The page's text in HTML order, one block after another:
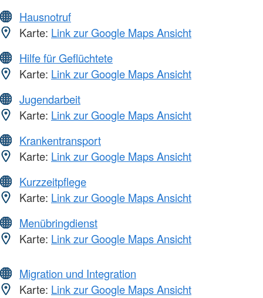
Hausnotruf
Karte: Link zur Google Maps Ansicht
Hilfe für Geflüchtete
Karte: Link zur Google Maps Ansicht
Jugendarbeit
Karte: Link zur Google Maps Ansicht
Krankentransport
Karte: Link zur Google Maps Ansicht
Kurzzeitpflege
Karte: Link zur Google Maps Ansicht
Menübringdienst
Karte: Link zur Google Maps Ansicht
Migration und Integration
Karte: Link zur Google Maps Ansicht